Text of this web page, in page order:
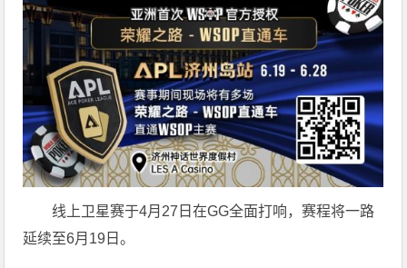
线上卫星赛于4月27日在GG全面打响，赛程将一路
延续至6月19日。